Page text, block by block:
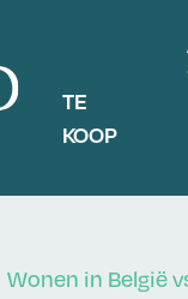
TE
KOOP
Wonen in België